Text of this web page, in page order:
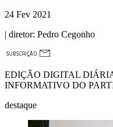
24 Fev 2021
| diretor: Pedro Cegonho
EDIÇÃO DIGITAL
INFORMATIVO DO
destaque